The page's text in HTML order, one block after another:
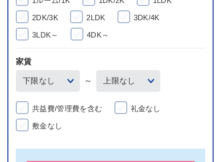
2DK/3K 2LDK 3DK/4K
3LDK～ 4DK～
家賃
～
共益費/管理費を含む 礼金なし
敷金なし